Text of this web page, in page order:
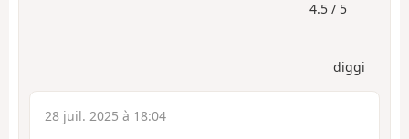
4.5 / 5
diggi
28 juil. 2025 à 18:04